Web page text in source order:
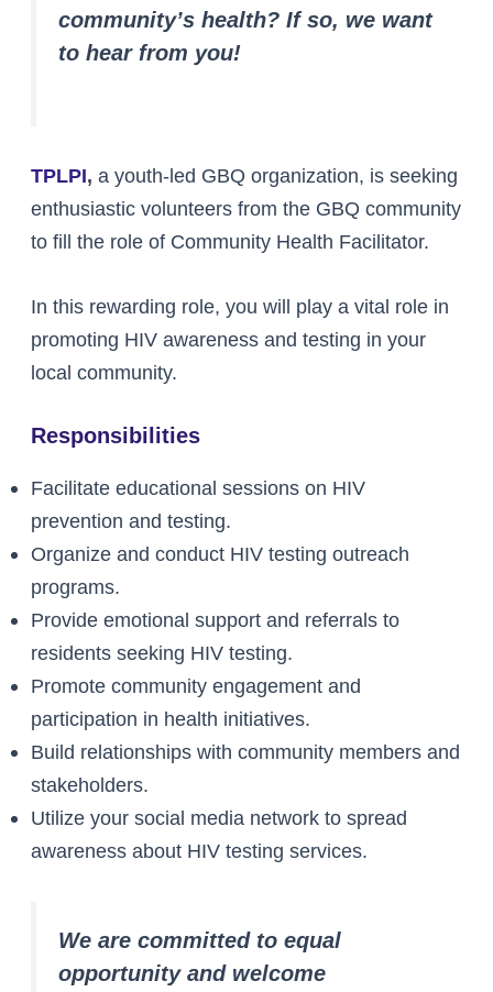
community’s health? If so, we want
to hear from you!
TPLPI,a youth-led GBQ organization, is seeking
enthusiastic volunteers from the GBQ community
to fill the role of Community Health Facilitator.
In this rewarding role, you will play a vital role in
promoting HIV awareness and testing in your
local community.
Responsibilities
Facilitate educational sessions on HIV
prevention and testing.
Organize and conduct HIV testing outreach
programs.
Provide emotional support and referrals to
residents seeking HIV testing.
Promote community engagement and
participation in health initiatives.
Build relationships with community members and
stakeholders.
Utilize your social media network to spread
awareness about HIV testing services.
We are committed to equal
opportunity and welcome